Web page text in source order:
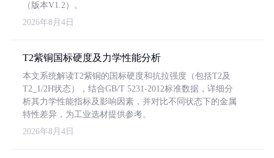
（版本V1.2）。
2026年8月4日
T2紫铜国标硬度及力学性能分析
本文系统解读T2紫铜的国标硬度和抗拉强度（包括T2及
T2_1/2H状态），结合GB/T 5231-2012标准数据，详细分
析其力学性能指标及影响因素，并对比不同状态下的金属
特性差异，为工业选材提供参考。
2026年8月4日